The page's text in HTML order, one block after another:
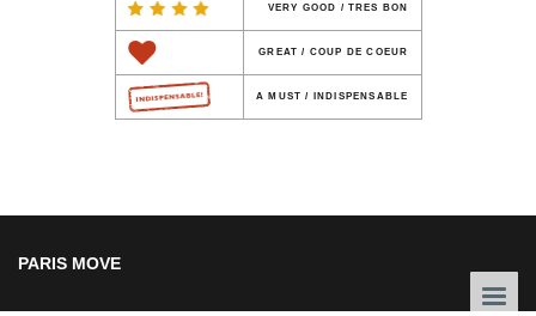
VERY GOOD / TRES BON
GREAT / COUP DE COEUR
A MUST / INDISPENSABLE
PARIS MOVE